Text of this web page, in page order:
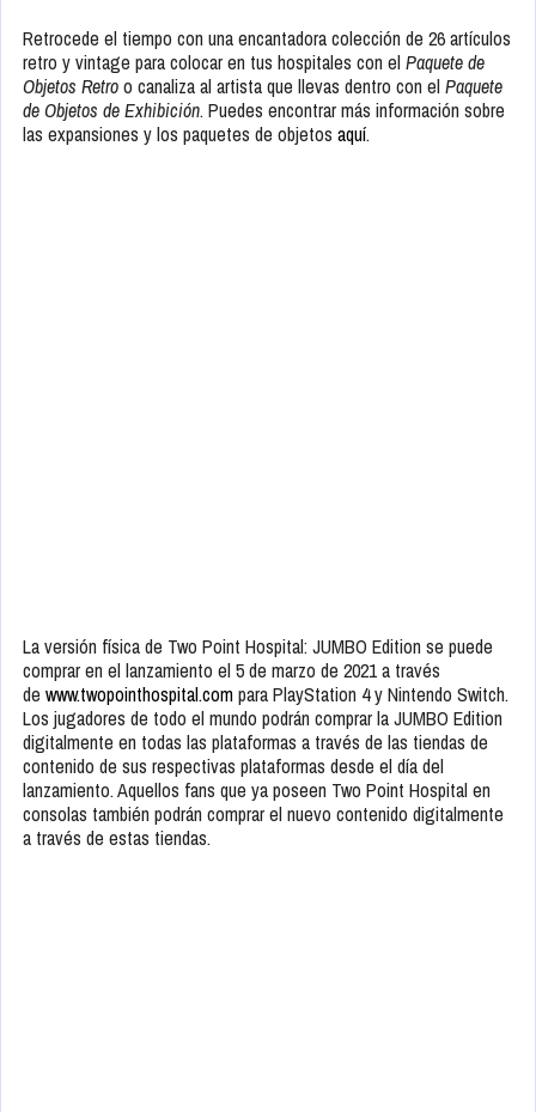
Retrocede el tiempo con una encantadora colección de 26 artículos
retro y vintage para colocar en tus hospitales con el Paquete de
Objetos Retroo canaliza al artista que llevas dentro con el Paquete
de Objetos de Exhibición. Puedes encontrar más información sobre
las expansiones y los paquetes de objetos aquí.
La versión física de Two Point Hospital: JUMBO Edition se puede
comprar en el lanzamiento el 5 de marzo de 2021 a través
de www.twopointhospital.compara PlayStation 4 y Nintendo Switch.
Los jugadores de todo el mundo podrán comprar la JUMBO Edition
digitalmente en todas las plataformas a través de las tiendas de
contenido de sus respectivas plataformas desde el día del
lanzamiento. Aquellos fans que ya poseen Two Point Hospital en
consolas también podrán comprar el nuevo contenido digitalmente
a través de estas tiendas.